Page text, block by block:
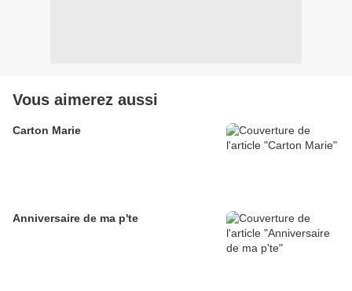
Vous aimerez aussi
Carton Marie
Anniversaire de ma p'te